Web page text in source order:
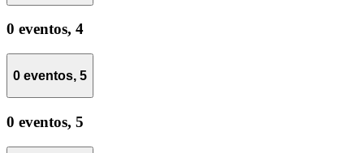
0 eventos, 4
0 eventos, 5
0 eventos, 5